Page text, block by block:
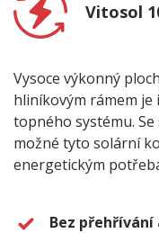
Vitosol
Vysoce výkonný
hliníkovým rámem
topného systému.
možné tyto solární
energetickým
Bez